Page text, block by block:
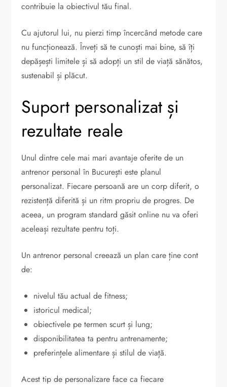
contribuie la obiectivul tău final.
Cu ajutorul lui, nu pierzi timp încercând metode care
nu funcționează. Înveți să te cunoști mai bine, să îți
depășești limitele și să adopți un stil de viață sănătos,
sustenabil și plăcut.
Suport personalizat și
rezultate reale
Unul dintre cele mai mari avantaje oferite de un
antrenor personal în București este planul
personalizat. Fiecare persoană are un corp diferit, o
rezistență diferită și un ritm propriu de progres. De
aceea, un program standard găsit online nu va oferi
aceleași rezultate pentru toți.
Un antrenor personal creează un plan care ține cont
de:
nivelul tău actual de fitness;
istoricul medical;
obiectivele pe termen scurt și lung;
disponibilitatea ta pentru antrenamente;
preferințele alimentare și stilul de viață.
Acest tip de personalizare face ca fiecare